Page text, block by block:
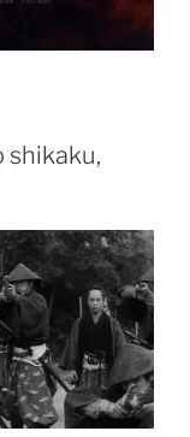
shikaku,